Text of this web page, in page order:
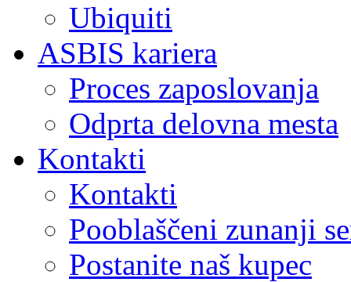
Ubiquiti
ASBIS kariera
Proces zaposlovanja
Odprta delovna mesta
Kontakti
Kontakti
Pooblaščeni zunanji
Postanite naš kupec